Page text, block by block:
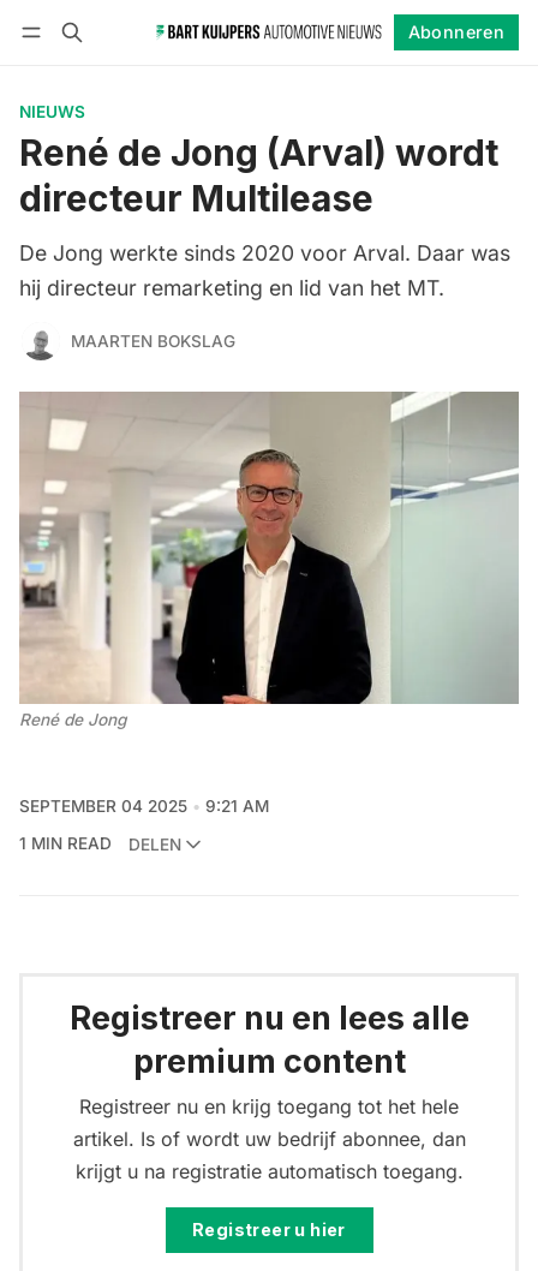
Abonneren
NIEUWS
René de Jong (Arval) wordt
directeur Multilease
De Jong werkte sinds 2020 voor Arval. Daar was
hij directeur remarketing en lid van het MT.
MAARTEN BOKSLAG
René de Jong
SEPTEMBER 04 2025
9:21 AM
1 MIN READ
DELEN
Registreer nu en lees alle
premium content
Registreer nu en krijg toegang tot het hele
artikel. Is of wordt uw bedrijf abonnee, dan
krijgt u na registratie automatisch toegang.
Registreer u hier